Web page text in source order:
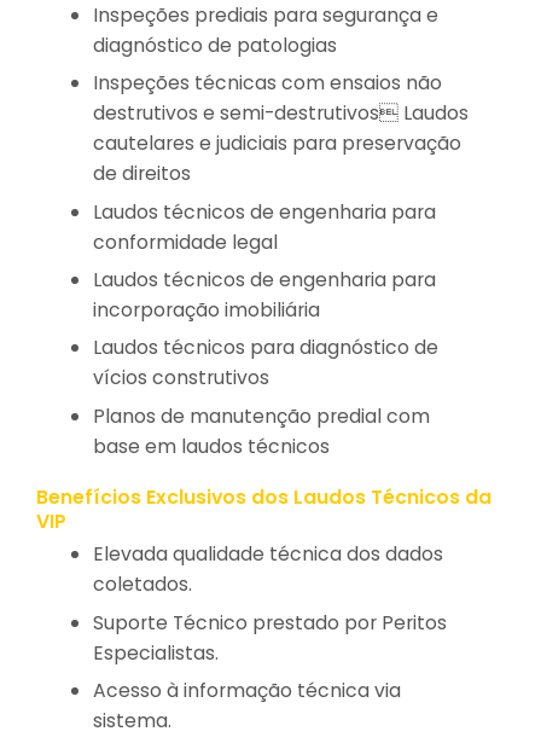
Inspeções prediais para segurança e
diagnóstico de patologias
Inspeções técnicas com ensaios não
destrutivos e semi-destrutivos Laudos
cautelares e judiciais para preservação
de direitos
Laudos técnicos de engenharia para
conformidade legal
Laudos técnicos de engenharia para
incorporação imobiliária
Laudos técnicos para diagnóstico de
vícios construtivos
Planos de manutenção predial com
base em laudos técnicos
Benefícios Exclusivos dos Laudos Técnicos da
VIP
Elevada qualidade técnica dos dados
coletados.
Suporte Técnico prestado por Peritos
Especialistas.
Acesso à informação técnica via
sistema.